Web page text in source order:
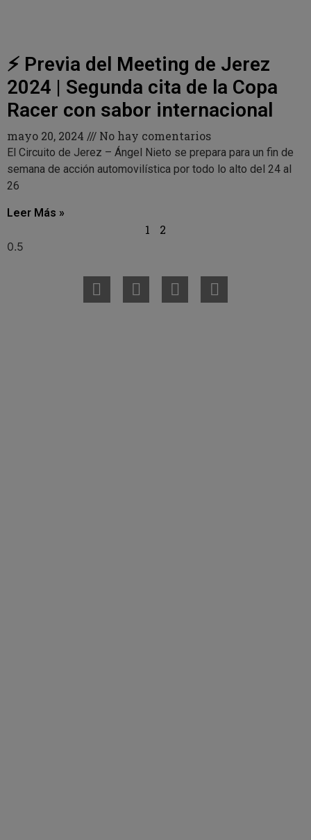
⚡️ Previa del Meeting de Jerez
2024 | Segunda cita de la Copa
Racer con sabor internacional
mayo 20, 2024 No hay comentarios
El Circuito de Jerez – Ángel Nieto se prepara para un fin de
semana de acción automovilística por todo lo alto del 24 al
26
Leer Más »
1 2